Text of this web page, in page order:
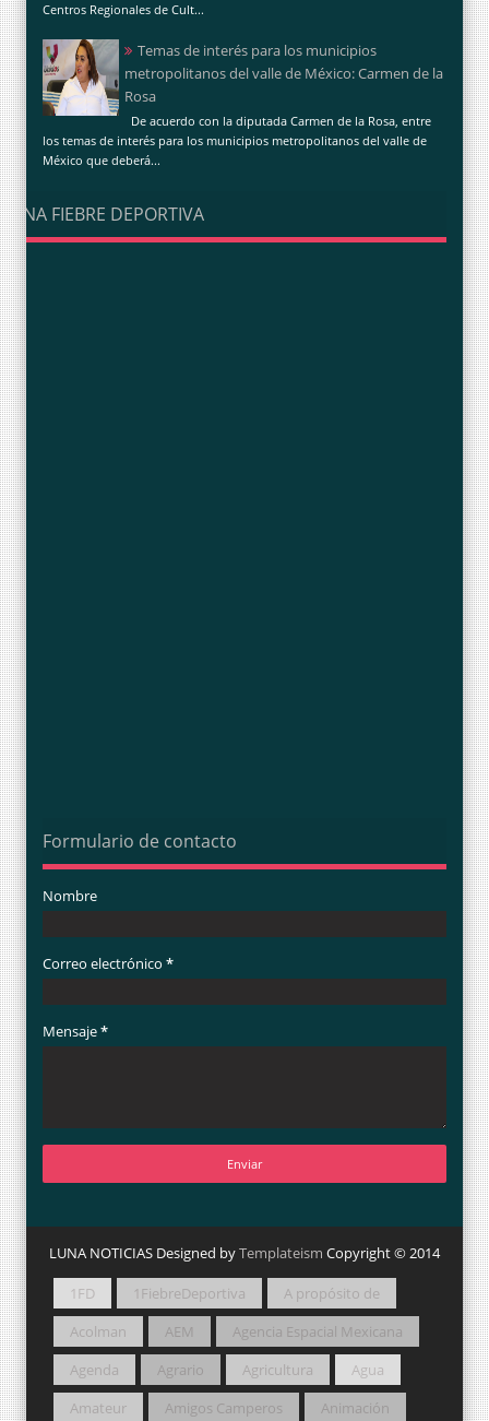
Centros Regionales de Cult...
Temas de interés para los municipios
metropolitanos del valle de México: Carmen de la
Rosa
De acuerdo con la diputada Carmen de la Rosa, entre
los temas de interés para los municipios metropolitanos del valle de
México que deberá...
UNA FIEBRE DEPORTIVA
Formulario de contacto
Nombre
Correo electrónico *
Mensaje*
LUNA NOTICIAS Designed byTemplateism Copyright © 2014
1FD 1FiebreDeportiva
A propósito de
Acolman
AEM
Agencia Espacial Mexicana
Agenda
Agrario Agricultura
Agua
Amateur
Amigos Camperos
Animación